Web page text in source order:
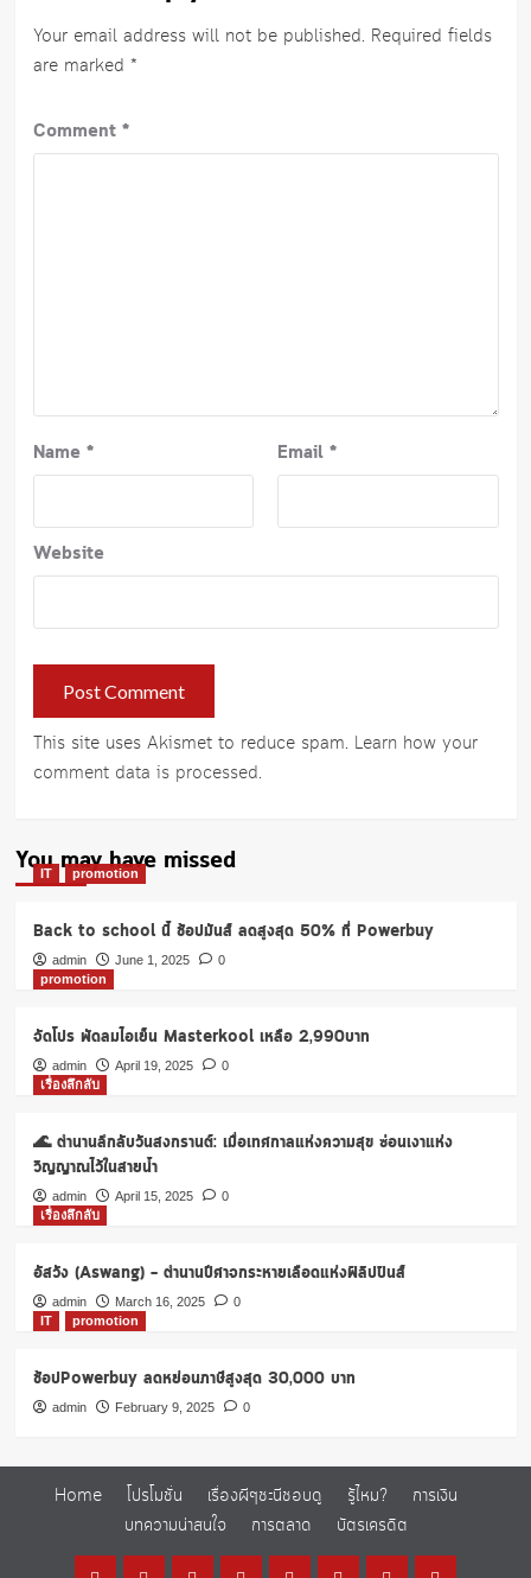
Your email address will not be published. Required fields
are marked *
Comment *
Name * Email *
Website
This site uses Akismet to reduce spam. Learn how your
comment data is processed.
You may have missed
IT promotion
Back to school นี้ ช้อปมันส์ ลดสูงสุด 50% ที่ Powerbuy
admin June 1, 2025
0
promotion
จัดโปร พัดลมไอเย็น Masterkool เหลือ 2,990บาท
admin April 19, 2025
0
เรื่องลึกลับ
🌊 ตำนานลึกลับวันสงกรานต์: เมื่อเทศกาลแห่งความสุข ซ่อนเงาแห่ง
วิญญาณไว้ในสายน้ำ
admin April 15, 2025
0
เรื่องลึกลับ
อัสวัง (Aswang) – ตำนานปีศาจกระหายเลือดแห่งฟิลิปปินส์
admin March 16, 2025
0
IT
promotion
ช้อปPowerbuy ลดหย่อนภาษีสูงสุด 30,000 บาท
admin February 9, 2025 0
Home โปรโมชั่น เรื่องผีๆชะนีชอบดู รู้ไหม?
การเงิน
บทความน่าสนใจ
การตลาด บัตรเครดิต